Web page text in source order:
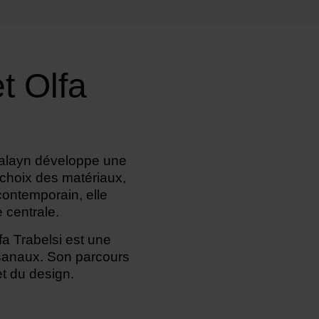
Olfa
développe une
des matériaux,
elle
centrale.
Trabelsi est une
Son parcours
du design.